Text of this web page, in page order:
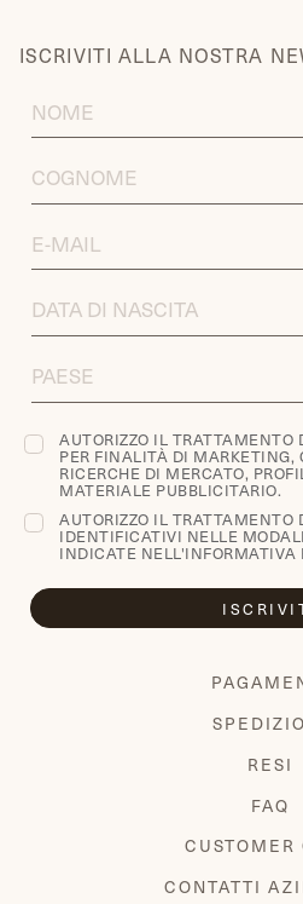
ISCRIVITI ALLA NOSTRA
FIRST
NAME
LAST
NAME
EMAIL
ADDRESS
DATA
DI
COUNTRY
AUTORIZZO IL
PER FINALITÀ DI MARKETING,
RICERCHE DI MERCATO,
MATERIALE PUBBLICITARIO.
AUTORIZZO IL
IDENTIFICATIVI NELLE
INDICATE NELL'INFORMATIVA
RESI
FAQ
CUSTOMER
CONTATTI